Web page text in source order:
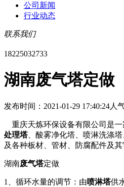
公司新闻
行业动态
联系我们
18225032733
湖南废气塔定做
发布时间：2021-01-29 17:40:24人
重庆天炼环保设备有限公司是一
处理塔、酸雾净化塔、喷淋洗涤
及各种板材、管材、防腐配件及其
湖南废气塔定做
1、循环水量的调节：由喷淋塔供